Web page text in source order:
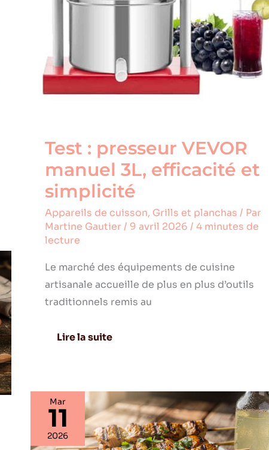
Test : presseur VEVOR
manuel 3L, efficacité et
simplicité
Appareils de cuisson, Grills et planchas / Par
Martine Gautier / 9 avril 2026 / 4 minutes de
lecture
Le marché des équipements de cuisine
artisanale accueille de plus en plus d’outils
traditionnels remis au
Lire la suite
Mar
11
2026
Brochettes
de
poulet